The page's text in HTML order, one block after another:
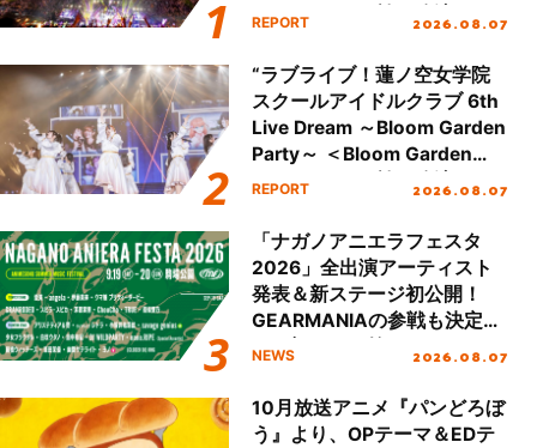
Party Stage／埼玉公演＞”
REPORT 2026.08.07
“ラブライブ！蓮ノ空女学院
スクールアイドルクラブ 6th
Live Dream ～Bloom Garden
Party～ ＜Bloom Garden
Party Stage／埼玉公演＞”
REPORT 2026.08.07
「ナガノアニエラフェスタ
2026」全出演アーティスト
発表＆新ステージ初公開！
GEARMANIAの参戦も決定
し、初となる第3ステージの
NEWS 2026.08.07
10月放送アニメ『パンどろぼ
う』より、OPテーマ＆EDテ